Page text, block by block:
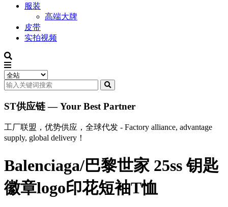
服装
高端大牌
皮带
实拍视频
ST供应链 — Your Best Partner
工厂联盟，优势供应，全球代发 - Factory alliance, advantage
supply, global delivery！
Balenciaga/巴黎世家 25ss 钥匙
徽章logo印花短袖T恤